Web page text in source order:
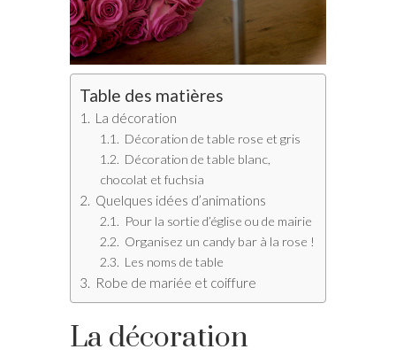
Table des matières
La décoration
Décoration de table rose et gris
Décoration de table blanc,
chocolat et fuchsia
Quelques idées d’animations
Pour la sortie d’église ou de mairie
Organisez un candy bar à la rose !
Les noms de table
Robe de mariée et coiffure
La décoration